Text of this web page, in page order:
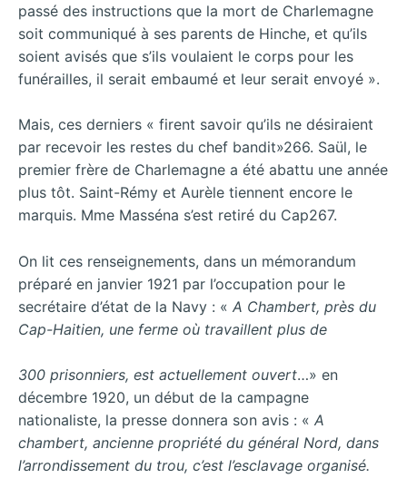
passé des instructions que la mort de Charlemagne
soit communiqué à ses parents de Hinche, et qu’ils
soient avisés que s’ils voulaient le corps pour les
funérailles, il serait embaumé et leur serait envoyé ».
Mais, ces derniers « firent savoir qu’ils ne désiraient
par recevoir les restes du chef bandit»266. Saül, le
premier frère de Charlemagne a été abattu une année
plus tôt. Saint-Rémy et Aurèle tiennent encore le
marquis. Mme Masséna s’est retiré du Cap267.
On lit ces renseignements, dans un mémorandum
préparé en janvier 1921 par l’occupation pour le
secrétaire d’état de la Navy : « A Chambert, près du
Cap-Haitien, une ferme où travaillent plus de
300 prisonniers, est actuellement ouvert…» en
décembre 1920, un début de la campagne
nationaliste, la presse donnera son avis : « A
chambert, ancienne propriété du général Nord, dans
l’arrondissement du trou, c’est l’esclavage organisé.